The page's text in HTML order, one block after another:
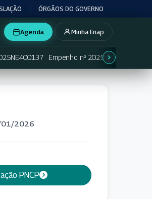
ÓRGÃOS DO GOVERNO
Agenda Minha Enap
Empenho nº 2025NE400138
2026
PNCP